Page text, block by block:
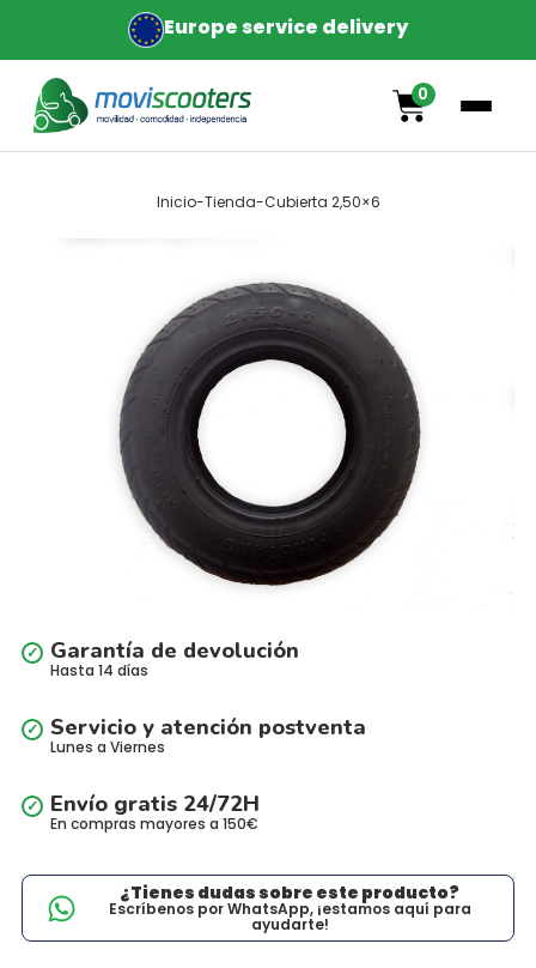
Europe service delivery
0
Inicio-Tienda-Cubierta 2,50×6
Garantía de devolución
Hasta 14 días
Servicio y atención postventa
Lunes a Viernes
Envío gratis 24/72H
En compras mayores a 150€
¿Tienes dudas sobre este producto?
Escríbenos por WhatsApp, ¡estamos aquí para
ayudarte!